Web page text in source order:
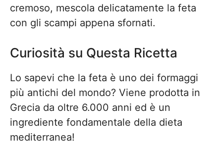
cremoso, mescola delicatamente la feta
con gli scampi appena sfornati.
Curiosità su Questa Ricetta
Lo sapevi che la feta è uno dei formaggi
più antichi del mondo? Viene prodotta in
Grecia da oltre 6.000 anni ed è un
ingrediente fondamentale della dieta
mediterranea!